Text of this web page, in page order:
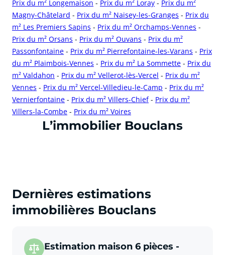
Prix du m² Longemaison - Prix du m² Loray - Prix du m²
Magny-Châtelard - Prix du m² Naisey-les-Granges - Prix du
m² Les Premiers Sapins - Prix du m² Orchamps-Vennes -
Prix du m² Orsans - Prix du m² Ouvans - Prix du m²
Passonfontaine - Prix du m² Pierrefontaine-les-Varans - Prix
du m² Plaimbois-Vennes - Prix du m² La Sommette - Prix du
m² Valdahon - Prix du m² Vellerot-lès-Vercel - Prix du m²
Vennes - Prix du m² Vercel-Villedieu-le-Camp - Prix du m²
Vernierfontaine - Prix du m² Villers-Chief- Prix du m²
Villers-la-Combe - Prix du m² Voires
cliquer pour afficher plus du text
L’immobilier Bouclans
Dernières estimations
immobilières Bouclans
Estimation maison 6 pièces -